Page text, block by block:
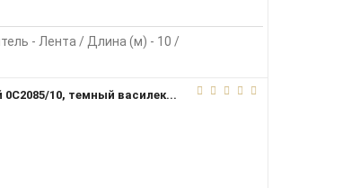
- Лента / Длина (м) - 10 /
10, темный василек...